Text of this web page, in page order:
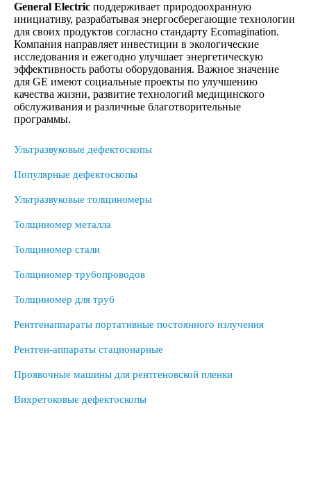
General Electric поддерживает природоохранную
инициативу, разрабатывая энергосберегающие технологии
для своих продуктов согласно стандарту Ecomagination.
Компания направляет инвестиции в экологические
исследования и ежегодно улучшает энергетическую
эффективность работы оборудования. Важное значение
для GE имеют социальные проекты по улучшению
качества жизни, развитие технологий медицинского
обслуживания и различные благотворительные
программы.
Ультразвуковые дефектоскопы
Популярные дефектоскопы
Ультразвуковые толщиномеры
Толщиномер металла
Толщиномер стали
Толщиномер трубопроводов
Толщиномер для труб
Рентгенаппараты портативные постоянного излучения
Рентген-аппараты стационарные
Проявочные машины для рентгеновской пленки
Вихретоковые дефектоскопы